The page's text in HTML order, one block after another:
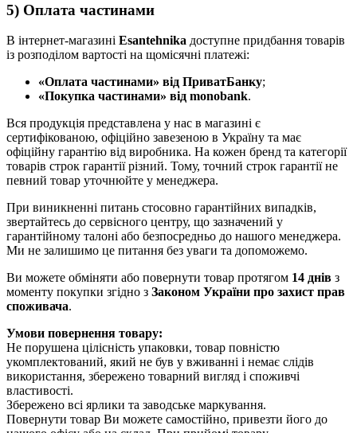
5) Оплата частинами
В інтернет-магазині Esantehnika доступне придбання товарів
із розподілом вартості на щомісячні платежі:
«Оплата частинами» від ПриватБанку;
«Покупка частинами» від monobank.
Вся продукція представлена у нас в магазині є
сертифікованою, офіційно завезеною в Україну та має
офіційну гарантію від виробника. На кожен бренд та категорії
товарів строк гарантії різний. Тому, точний строк гарантії не
певний товар уточнюйте у менеджера.
При виникненні питань стосовно гарантійних випадків,
звертайтесь до сервісного центру, що зазначений у
гарантійному талоні або безпосредньо до нашого менеджера.
Ми не залишимо це питання без уваги та допоможемо.
Ви можете обміняти або повернути товар протягом 14 днів з
моменту покупки згідно з Законом України про захист прав
споживача.
Умови повернення товару:
Не порушена цілісність упаковки, товар повністю
укомплектований, який не був у вживанні і немає слідів
використання, збережено товарний вигляд і споживчі
властивості.
Збережено всі ярлики та заводське маркування.
Повернути товар Ви можете самостійно, привезти його до